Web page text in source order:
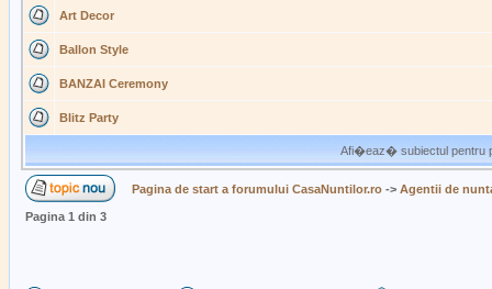
Art Decor
Ballon Style
BANZAI Ceremony
Blitz Party
Afi�eaz� subiectul pentru
Pagina de start a forumului CasaNuntilor.ro -> Agentii de
Pagina 1 din 3